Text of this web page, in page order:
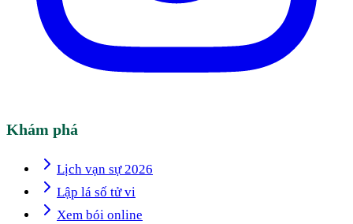
Khám phá
Lịch vạn sự 2026
Lập lá số tử vi
Xem bói online